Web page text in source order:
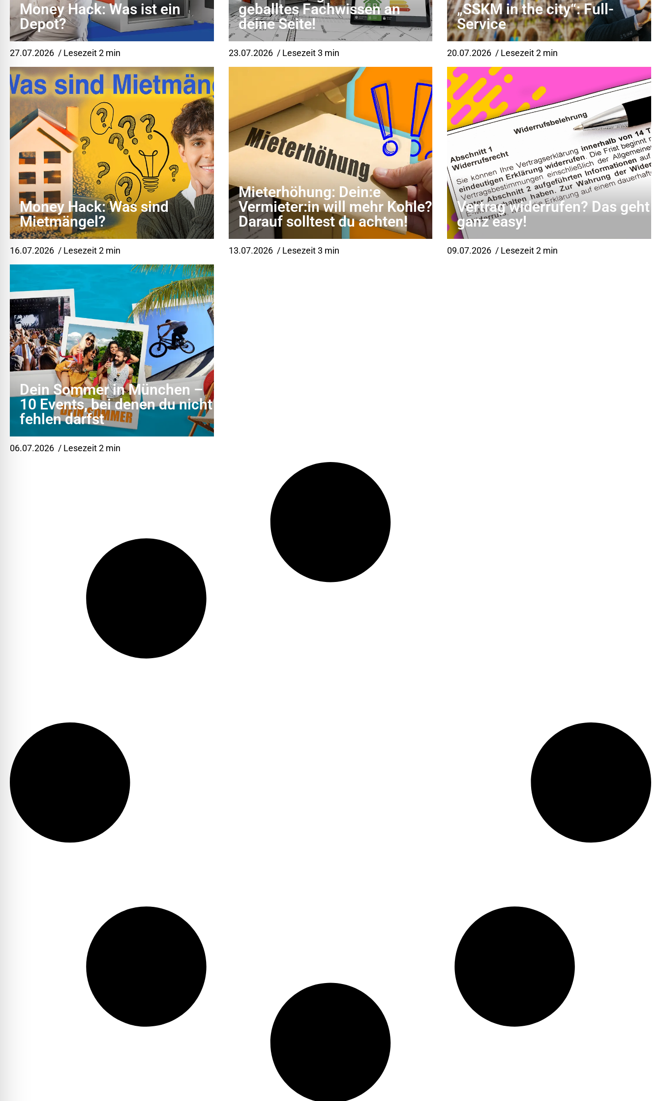
Money Hack: Was ist ein
Depot?
27.07.2026 / Lesezeit 2 min
geballtes Fachwissen an
deine Seite!
23.07.2026/ Lesezeit 3 min
„SSKM in the city“: Full-
Service
20.07.2026 / Lesezeit 2 min
Money Hack: Was sind
Mietmängel?
16.07.2026 / Lesezeit 2 min
Mieterhöhung: Dein:e
Vermieter:in will mehr Kohle?
Darauf solltest du achten!
13.07.2026/ Lesezeit 3 min
Vertrag widerrufen? Das geht
ganz easy!
09.07.2026 / Lesezeit 2 min
Dein Sommer in München –
10 Events, bei denen du nicht
fehlen darfst
06.07.2026 / Lesezeit 2 min